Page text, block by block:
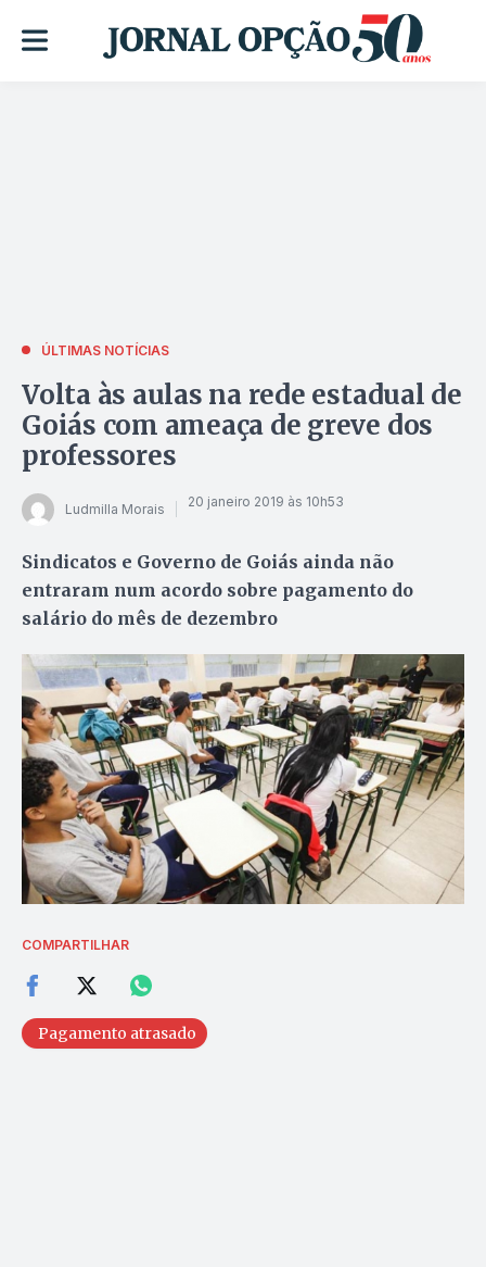
ÚLTIMAS NOTÍCIAS
Volta às aulas na rede estadual de
Goiás com ameaça de greve dos
professores
Ludmilla Morais 20 janeiro 2019 às 10h53
Sindicatos e Governo de Goiás ainda não
entraram num acordo sobre pagamento do
salário do mês de dezembro
COMPARTILHAR
Pagamento atrasado